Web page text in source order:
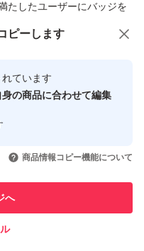
たしたユーザーにバッジを
安全なユーザーです
完了させた実績があります
取引実績があります
ピーします
れています
身の商品に合わせて編集
商品情報コピー機能について
へ